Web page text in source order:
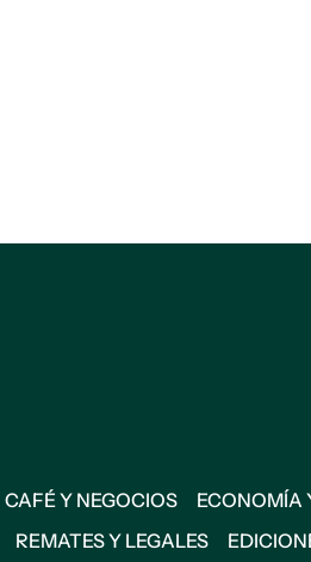
CAFÉ Y NEGOCIOS ECONOMÍA
REMATES Y LEGALES